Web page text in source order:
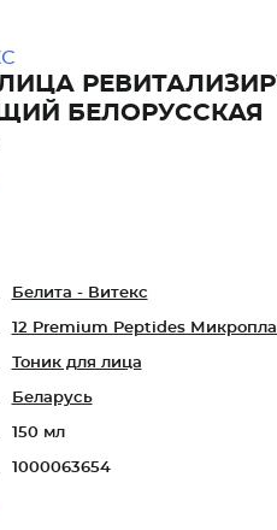
БЕЛОРУССКАЯ
Белита - Витекс
12 Premium Peptides
Тоник для лица
Беларусь
150 мл
1000063654